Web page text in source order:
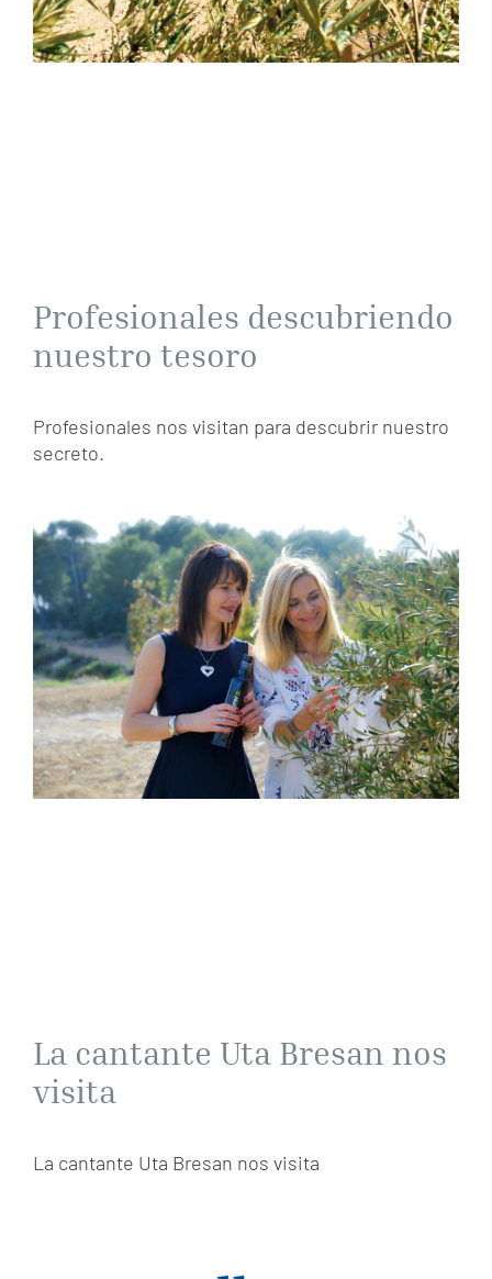
Profesionales descubriendo
nuestro tesoro
Profesionales nos visitan para descubrir nuestro
secreto.
La cantante Uta Bresan nos
visita
La cantante Uta Bresan nos visita